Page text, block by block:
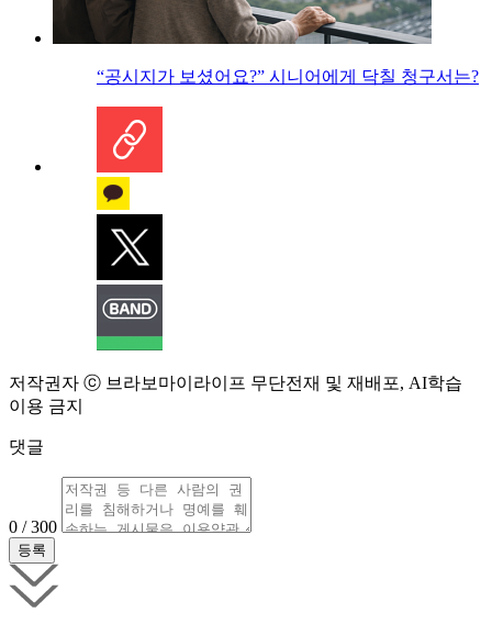
“공시지가 보셨어요?” 시니어에게 닥칠 청구서는?
저작권자 ⓒ 브라보마이라이프 무단전재 및 재배포, AI학습
이용 금지
댓글
0 / 300